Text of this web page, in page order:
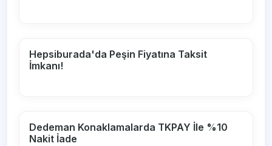
Hepsiburada'da Peşin Fiyatına Taksit
İmkanı!
Dedeman Konaklamalarda TKPAY İle %10
Nakit İade